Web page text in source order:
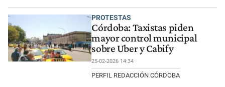
PROTESTAS
Córdoba: Taxistas piden
mayor control municipal
sobre Uber y Cabify
25-02-2026 14:34
PERFIL REDACCIÓN CÓRDOBA